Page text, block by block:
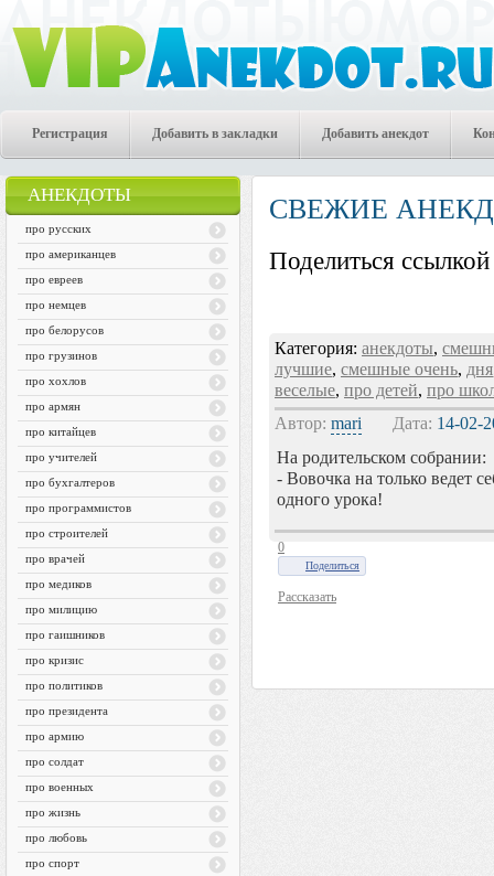
Регистрация Добавить в закладки Добавить анекдот
АНЕКДОТЫ
про русских
про американцев
про евреев
про немцев
про белорусов
про грузинов
про хохлов
про армян
про китайцев
про учителей
про бухгалтеров
про программистов
про строителей
про врачей
про медиков
про милицию
про гаишников
про кризис
про политиков
про президента
про армию
про солдат
про военных
про жизнь
про любовь
про спорт
СВЕЖИЕ
Поделиться ссылкой
Категория: анекдоты,
лучшие, смешные очень, дня
веселые, про детей, про
Автор: mari Дата: 14-02-
На родительском собрании:
- Вовочка на только ведет
одного урока!
0
Поделиться
Рассказать